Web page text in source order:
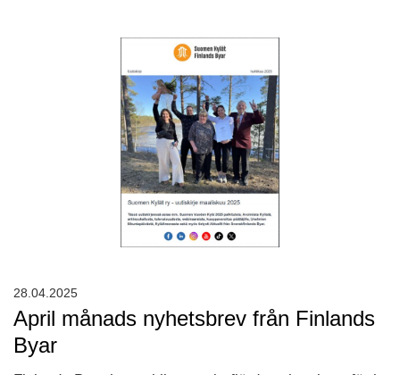
April månads nyhetsbrev från Finlands
Byar
28.04.2025